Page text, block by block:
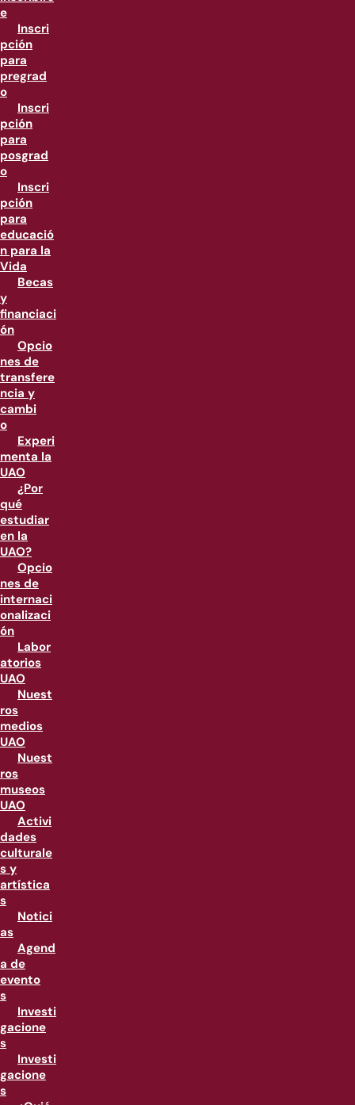
e
Inscri
pción
para
pregrad
o
Inscri
pción
para
posgrad
o
Inscri
pción
para
educació
n para la
Vida
Becas
y
financiaci
ón
Opcio
nes de
transfere
ncia y
cambi
o
Experi
menta la
UAO
¿Por
qué
estudiar
en la
UAO?
Opcio
nes de
internaci
onalizaci
ón
Labor
atorios
UAO
Nuest
ros
medios
UAO
Nuest
ros
museos
UAO
Activi
dades
culturale
s y
artística
s
Notici
as
Agend
a de
evento
s
Investi
gacione
s
Investi
gacione
s